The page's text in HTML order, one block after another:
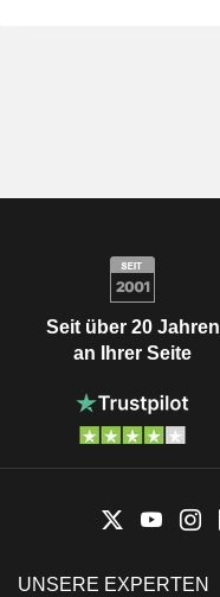
Seit über 20 Jahren
an Ihrer Seite
UNSERE EXPERTEN